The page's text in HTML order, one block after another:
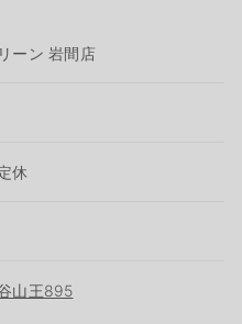
ーン 岩間店
休
山王895